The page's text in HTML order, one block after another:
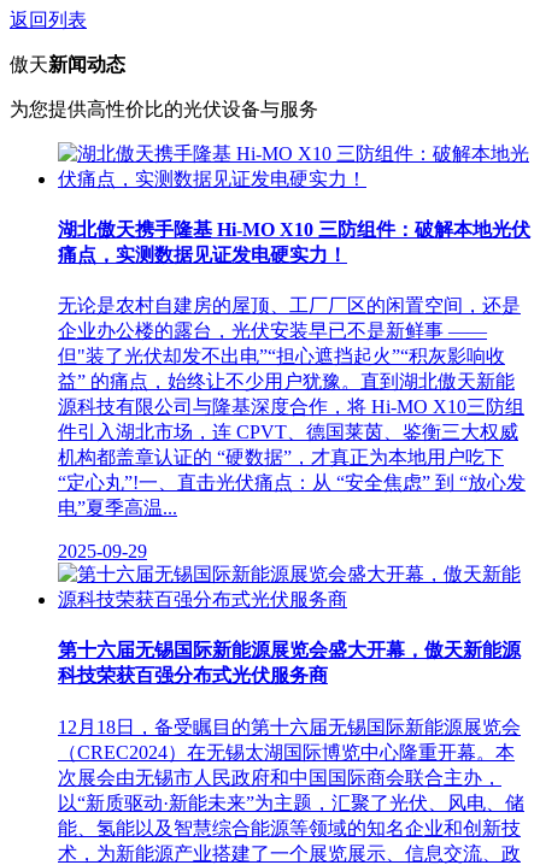
返回列表
傲天新闻动态
为您提供高性价比的光伏设备与服务
湖北傲天携手隆基 Hi-MO X10 三防组件：破解本地光伏
痛点，实测数据见证发电硬实力！
无论是农村自建房的屋顶、工厂厂区的闲置空间，还是
企业办公楼的露台，光伏安装早已不是新鲜事 ——
但"装了光伏却发不出电”“担心遮挡起火”“积灰影响收
益” 的痛点，始终让不少用户犹豫。直到湖北傲天新能
源科技有限公司与隆基深度合作，将 Hi-MO X10三防组
件引入湖北市场，连 CPVT、德国莱茵、鉴衡三大权威
机构都盖章认证的 “硬数据”，才真正为本地用户吃下
“定心丸”!一、直击光伏痛点：从 “安全焦虑” 到 “放心发
电”夏季高温...
2025-09-29
第十六届无锡国际新能源展览会盛大开幕，傲天新能源
科技荣获百强分布式光伏服务商
12月18日，备受瞩目的第十六届无锡国际新能源展览会
（CREC2024）在无锡太湖国际博览中心隆重开幕。本
次展会由无锡市人民政府和中国国际商会联合主办，
以“新质驱动·新能未来”为主题，汇聚了光伏、风电、储
能、氢能以及智慧综合能源等领域的知名企业和创新技
术，为新能源产业搭建了一个展览展示、信息交流、政